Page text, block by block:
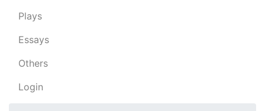
Plays
Essays
Others
Login